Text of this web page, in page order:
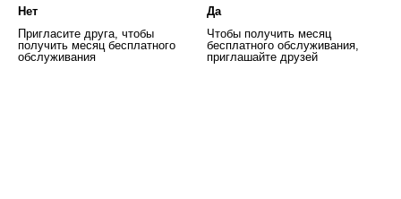
Нет
Да
Пригласите друга, чтобы
получить месяц бесплатного
обслуживания
Чтобы получить месяц
бесплатного обслуживания,
приглашайте друзей